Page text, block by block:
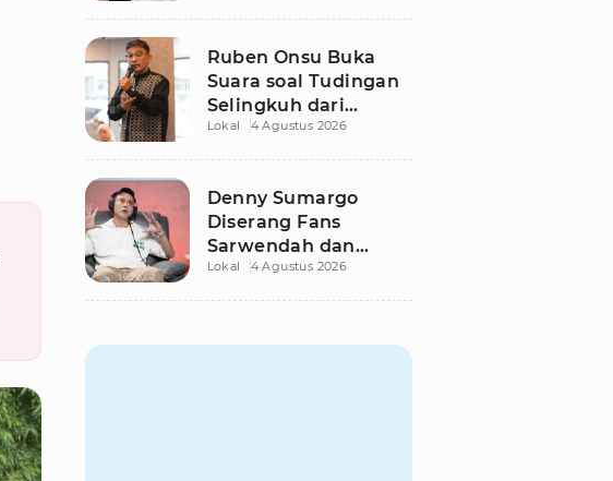
Ruben Onsu Buka
Suara soal Tudingan
Selingkuh dari
Sarwendah
Lokal 4 Agustus 2026
Denny Sumargo
Diserang Fans
Sarwendah dan
Ruben Onsu Usai
Lokal 4 Agustus 2026